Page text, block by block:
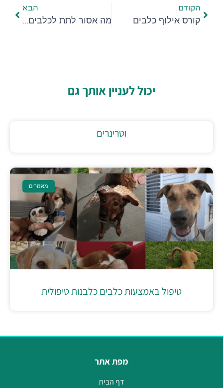
הקודם
קורס אילוף כלבים
הבא
מה אסור לתת לכלבים לאכול
יכול לעניין אותך גם
וטרינרים
מאמרים
טיפול באמצעות כלבים כלבנות טיפולית
מפת אתר
דף הבית